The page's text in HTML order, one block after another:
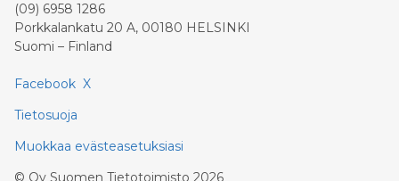
(09) 6958 1286
Porkkalankatu 20 A, 00180 HELSINKI
Suomi – Finland
Facebook X
Tietosuoja
Muokkaa evästeasetuksiasi
© Oy Suomen Tietotoimisto 2026